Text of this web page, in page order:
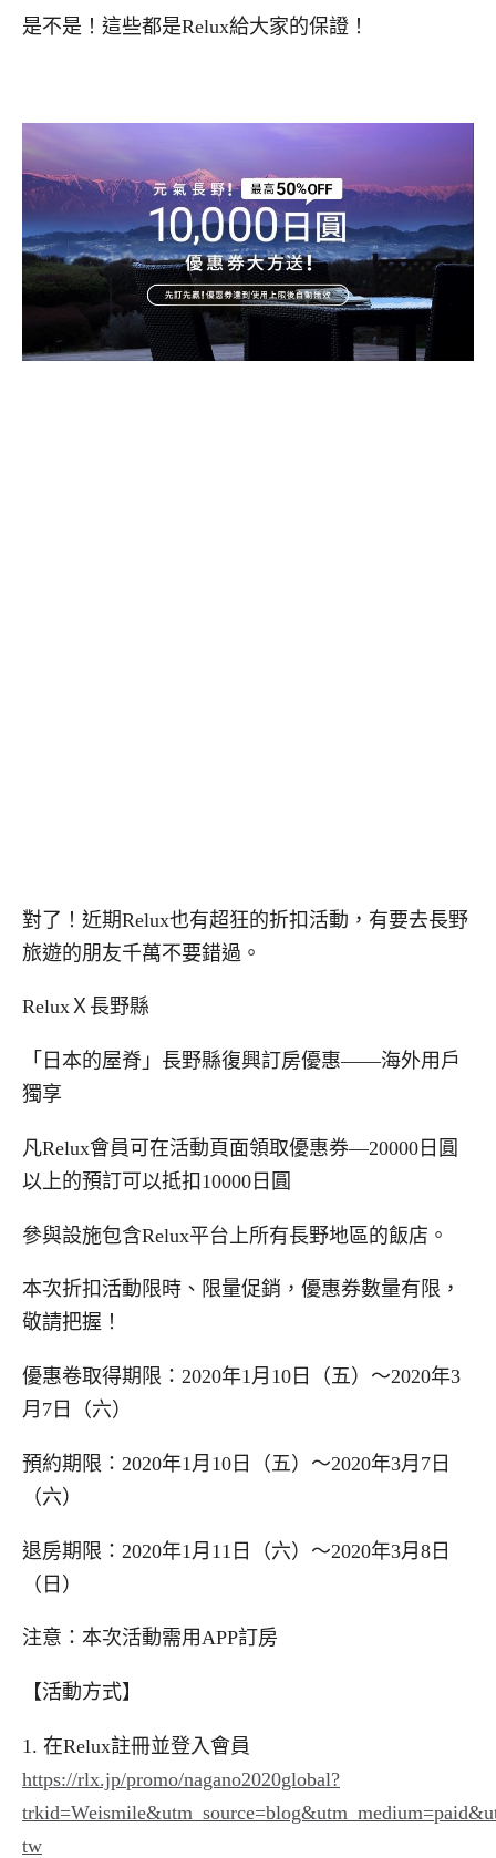
是不是！這些都是Relux給大家的保證！
對了！近期Relux也有超狂的折扣活動，有要去長野
旅遊的朋友千萬不要錯過。
ReluxＸ長野縣
「日本的屋脊」長野縣復興訂房優惠——海外用戶
獨享
凡Relux會員可在活動頁面領取優惠券—20000 日圓
以上的預訂可以抵扣 10000 日圓
參與設施包含Relux平台上所有長野地區的飯店。
本次折扣活動限時、限量促銷，優惠券數量有限，
敬請把握！
優惠卷取得期限： 2020年1月 10 日（五）～2020年3
月 7 日（六）
預約期限： 2020年1 月 10 日（五）～2020年3月 7 日
（六）
退房期限： 2020年1 月 11 日（六）～2020年3月 8 日
（日）
注意：本次活動需用APP訂房
【活動方式】
1. 在Relux註冊並登入會員
https://rlx.jp/promo/nagano2020global?
tw